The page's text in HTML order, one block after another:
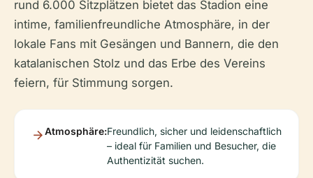
rund 6.000 Sitzplätzen bietet das Stadion eine
intime, familienfreundliche Atmosphäre, in der
lokale Fans mit Gesängen und Bannern, die den
katalanischen Stolz und das Erbe des Vereins
feiern, für Stimmung sorgen.
Atmosphäre:Freundlich, sicher und leidenschaftlich
– ideal für Familien und Besucher, die
Authentizität suchen.